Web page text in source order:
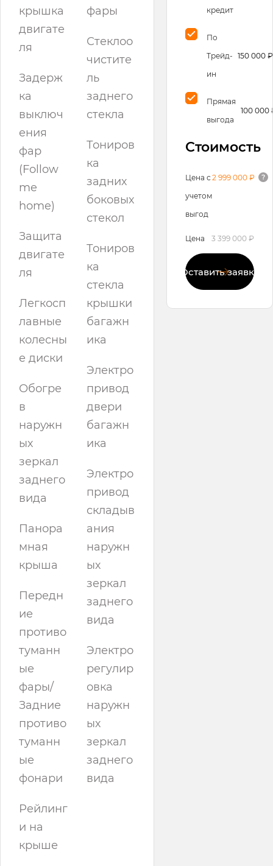
крышка
двигате
ля
Задерж
ка
выключ
ения
фар
(Follow
me
home)
Защита
двигате
ля
Легкосп
лавные
колесны
е диски
Обогре
в
наружн
ых
зеркал
заднего
вида
Панора
мная
крыша
Передн
ие
противо
туманн
ые
фары/
Задние
противо
туманн
ые
фонари
Рейлинг
и на
крыше
фары
Стеклоо
чистите
ль
заднего
стекла
Тониров
ка
задних
боковых
стекол
Тониров
ка
стекла
крышки
багажн
ика
Электро
привод
двери
багажн
ика
Электро
привод
складыв
ания
наружн
ых
зеркал
заднего
вида
Электро
регулир
овка
наружн
ых
зеркал
заднего
вида
кредит
По
Трейд-
ин
150 000 ₽
Прямая
выгода
100 000
Стоимость
Цена с
учетом
выгод
2 999 000 ₽
Цена 3 399 000 ₽
Оставить заявку